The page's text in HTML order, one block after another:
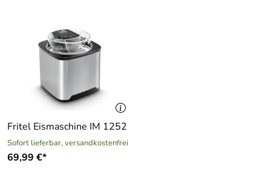
Fritel Eismaschine IM 1252
Sofort lieferbar, versandkostenfrei
69,99 €*